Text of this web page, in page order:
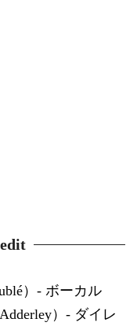
）- ボーカル
）- ダイレ